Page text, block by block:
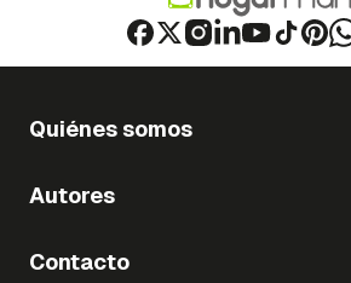
Quiénes somos
Autores
Contacto